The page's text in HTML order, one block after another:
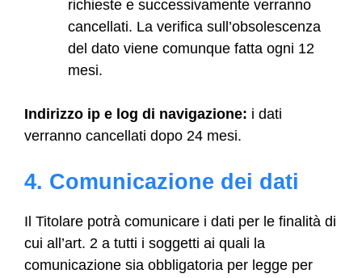
richieste e successivamente verranno
cancellati. La verifica sull’obsolescenza
del dato viene comunque fatta ogni 12
mesi.
Indirizzo ip e log di navigazione: i dati
verranno cancellati dopo 24 mesi.
4. Comunicazione dei dati
Il Titolare potrà comunicare i dati per le finalità di
cui all’art. 2 a tutti i soggetti ai quali la
comunicazione sia obbligatoria per legge per